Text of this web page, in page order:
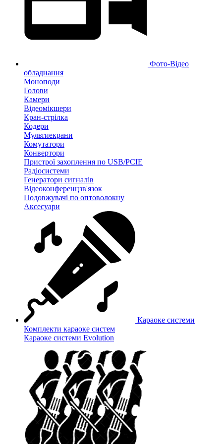
Фото-Відео
обладнання
Моноподи
Голови
Камери
Відеомікшери
Кран-стрілка
Кодери
Мультиекрани
Комутатори
Конвертори
Пристрої захоплення по USB/PCIE
Радіосистеми
Генератори сигналів
Відеоконференцзв'язок
Подовжувачі по оптоволокну
Аксесуари
Караоке системи
Комплекти караоке систем
Караоке системи Evolution